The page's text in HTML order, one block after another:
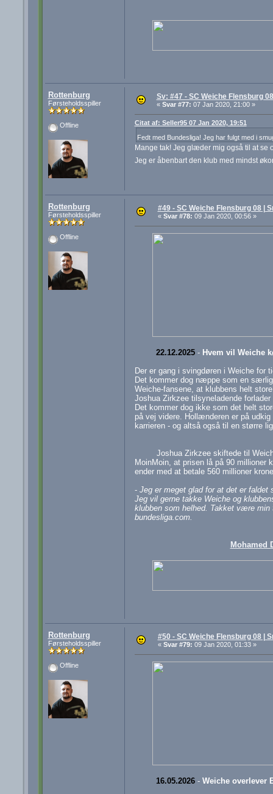
Rottenburg
Førsteholdsspiller
Offline
Sv: #47 - SC Weiche Flensburg
« Svar #77: 07 Jan 2020, 21:00 »
Citat af: Seller95 07 Jan 2020, 19:51
Fedt med Bundesliga! Jeg har fulgt med i
Mange tak! Jeg glæder mig også til at
Jeg er åbenbart den klub med mindst
Rottenburg
Førsteholdsspiller
Offline
#49 - SC Weiche Flensburg 08 |
« Svar #78: 09 Jan 2020, 00:56 »
22.12.2025- Hvem vil Weiche
Der er gang i svingdøren i Weiche for
Det kommer dog næppe som en
Weiche-fansene, at klubbens helt
Joshua Zirkzee tilsyneladende forlader
Det kommer dog ikke som det helt
på vej videre. Hollænderen er på
karrieren - og altså også til en større
Joshua Zirkzee skiftede til
MoinMoin, at prisen lå på 90 millioner
ender med at betale 560 millioner
- Jeg er meget glad for at det er
Jeg vil gerne takke Weiche og
klubben som helhed. Takket være
bundesliga.com.
Mohamed
Rottenburg
Førsteholdsspiller
Offline
#50 - SC Weiche Flensburg 08 |
« Svar #79: 09 Jan 2020, 01:33 »
16.05.2026- Weiche overlever